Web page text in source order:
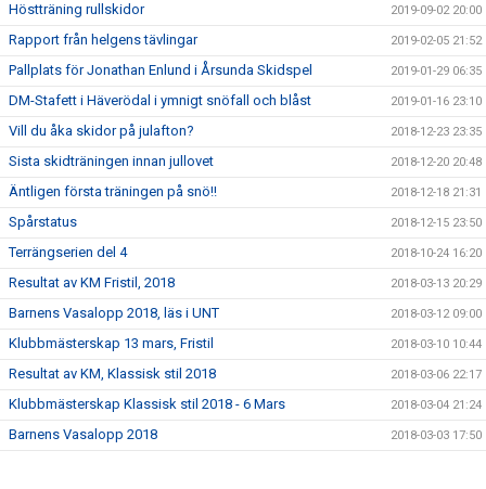
Höstträning rullskidor 2019-09-02 20:00
Rapport från helgens tävlingar 2019-02-05 21:52
Pallplats för Jonathan Enlund i Årsunda Skidspel 2019-01-29 06:35
DM-Stafett i Häverödal i ymnigt snöfall och blåst 2019-01-16 23:10
Vill du åka skidor på julafton? 2018-12-23 23:35
Sista skidträningen innan jullovet 2018-12-20 20:48
Äntligen första träningen på snö!! 2018-12-18 21:31
Spårstatus 2018-12-15 23:50
Terrängserien del 4 2018-10-24 16:20
Resultat av KM Fristil, 2018 2018-03-13 20:29
Barnens Vasalopp 2018, läs i UNT 2018-03-12 09:00
Klubbmästerskap 13 mars, Fristil 2018-03-10 10:44
Resultat av KM, Klassisk stil 2018 2018-03-06 22:17
Klubbmästerskap Klassisk stil 2018 - 6 Mars 2018-03-04 21:24
Barnens Vasalopp 2018 2018-03-03 17:50